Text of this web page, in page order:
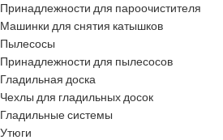
Принадлежности для пароочистителя
Машинки для снятия катышков
Пылесосы
Принадлежности для пылесосов
Гладильная доска
Чехлы для гладильных досок
Гладильные системы
Утюги